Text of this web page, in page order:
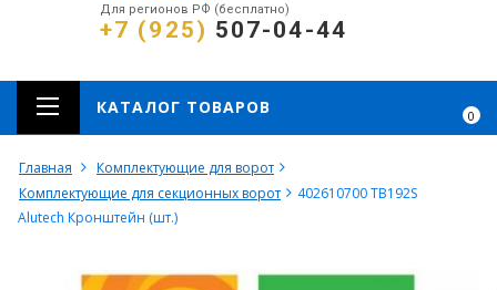
Для регионов РФ (бесплатно)
+7 (925) 507-04-44
0
КАТАЛОГ ТОВАРОВ
Главная
Комплектующие для ворот
Комплектующие для секционных ворот
402610700 TB192S
Alutech Кронштейн (шт.)